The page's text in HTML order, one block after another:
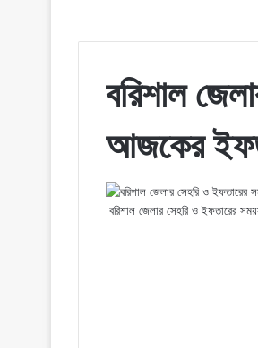
বরিশাল
আজকের
বরিশাল জেলার সেহরি ও ইফতারের